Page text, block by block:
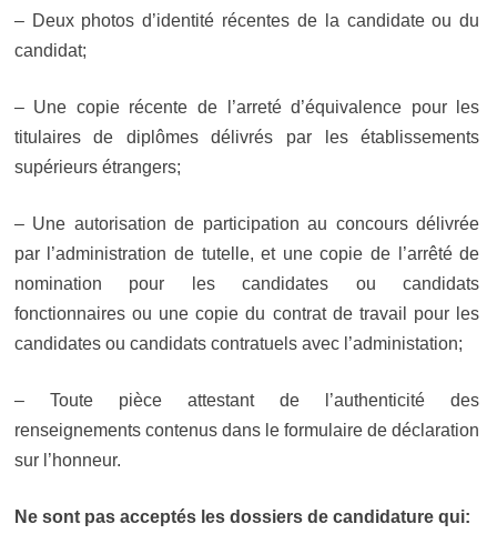
– Deux photos d’identité récentes de la candidate ou du
candidat;
– Une copie récente de l’arreté d’équivalence pour les
titulaires de diplômes délivrés par les établissements
supérieurs étrangers;
– Une autorisation de participation au concours délivrée
par l’administration de tutelle, et une copie de l’arrêté de
nomination pour les candidates ou candidats
fonctionnaires ou une copie du contrat de travail pour les
candidates ou candidats contratuels avec l’administation;
– Toute pièce attestant de l’authenticité des
renseignements contenus dans le formulaire de déclaration
sur l’honneur.
Ne sont pas acceptés les dossiers de candidature qui: